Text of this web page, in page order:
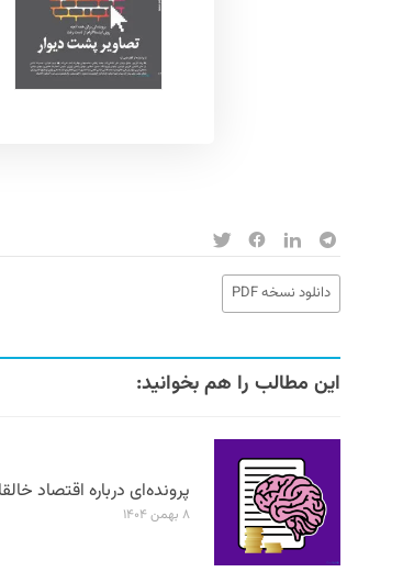
دانلود نسخه PDF
این مطالب را هم بخوانید:
پرونده‌ای درباره اقتصاد
۸ بهمن ۱۴۰۴